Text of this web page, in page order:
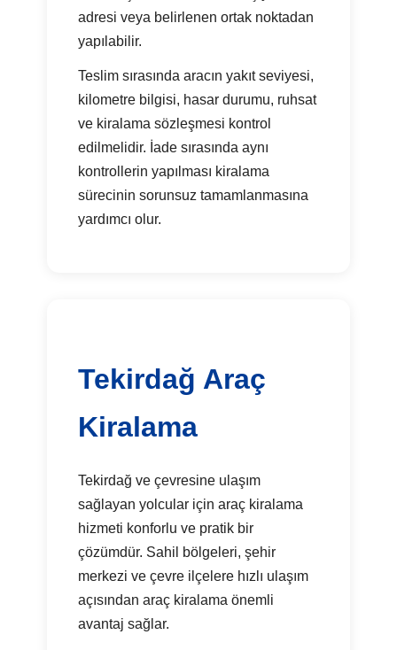
adresi veya belirlenen ortak noktadan
yapılabilir.
Teslim sırasında aracın yakıt seviyesi,
kilometre bilgisi, hasar durumu, ruhsat
ve kiralama sözleşmesi kontrol
edilmelidir. İade sırasında aynı
kontrollerin yapılması kiralama
sürecinin sorunsuz tamamlanmasına
yardımcı olur.
Tekirdağ Araç
Kiralama
Tekirdağ ve çevresine ulaşım
sağlayan yolcular için araç kiralama
hizmeti konforlu ve pratik bir
çözümdür. Sahil bölgeleri, şehir
merkezi ve çevre ilçelere hızlı ulaşım
açısından araç kiralama önemli
avantaj sağlar.